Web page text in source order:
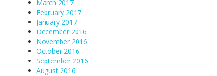
March 2017
February 2017
January 2017
December 2016
November 2016
October 2016
September 2016
August 2016